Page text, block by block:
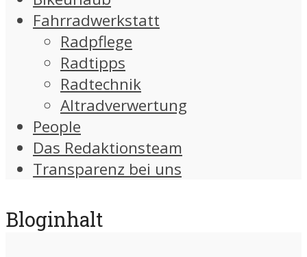
Fahrradwerkstatt
Radpflege
Radtipps
Radtechnik
Altradverwertung
People
Das Redaktionsteam
Transparenz bei uns
Bloginhalt